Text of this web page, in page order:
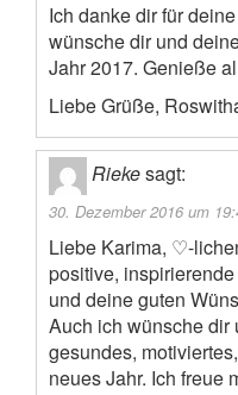
Ich danke dir für
wünsche dir und
Jahr 2017. Genieße
Liebe Grüße,
Riekesagt:
30. Dezember 2016 um
Liebe Karima, ♡-
positive,
und deine guten
Auch ich wünsche dir
gesundes,
neues Jahr. Ich freue